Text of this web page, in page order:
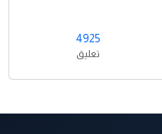
4925
تعليق